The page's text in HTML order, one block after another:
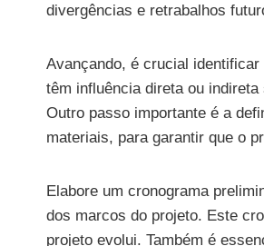
divergências e retrabalhos
Avançando, é crucial
têm influência direta ou
Outro passo importante é a
materiais, para garantir que o
Elabore um cronograma
dos marcos do projeto. Este
projeto evolui. Também é